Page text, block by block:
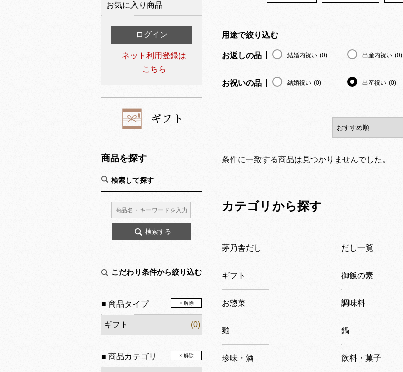
お気に入り商品
ログイン
ネット利用登録は
こちら
商品を探す
検索して探す
こだわり条件から絞り込む
■ 商品タイプ × 解除
ギフト (0)
■ 商品カテゴリ × 解除
用途で絞り込む
お返しの品 結婚内祝い (0) 出産内祝い (0)
お祝いの品 結婚祝い (0) 出産祝い (0)
条件に一致する商品は見つかりませんでした。
カテゴリから探す
茅乃舎だし だし一覧
ギフト 御飯の素
お惣菜 調味料
麺 鍋
珍味・酒 飲料・菓子